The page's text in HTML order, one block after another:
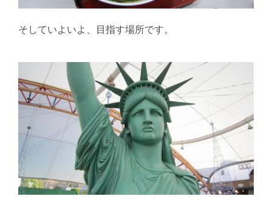
そしていよいよ、目指す場所です。